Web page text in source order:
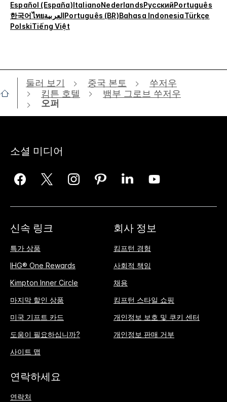
Español (España)ItalianoNederlandsРусскийPortuguês
한국어ไทยالعربيةPortuguês (BR)Bahasa IndonesiaTürkçe
PolskiTiếng Việt
둘러 보기 중국 본토
쑤저우
킴튼 호텔
뱀부 그로브 쑤저우
오퍼
소셜 미디어
신속 링크
특가 상품
IHG® One Rewards
Kimpton Inner Circle
마지막 할인 상품
미국 기프트 카드
도움이 필요하십니까?
사이트 맵
회사 정보
킴프턴 경험
사회적 책임
채용
킴프턴 스타일 쇼핑
개인정보 보호 및 쿠키 센터
개인정보 판매 거부
연락하세요
연락처